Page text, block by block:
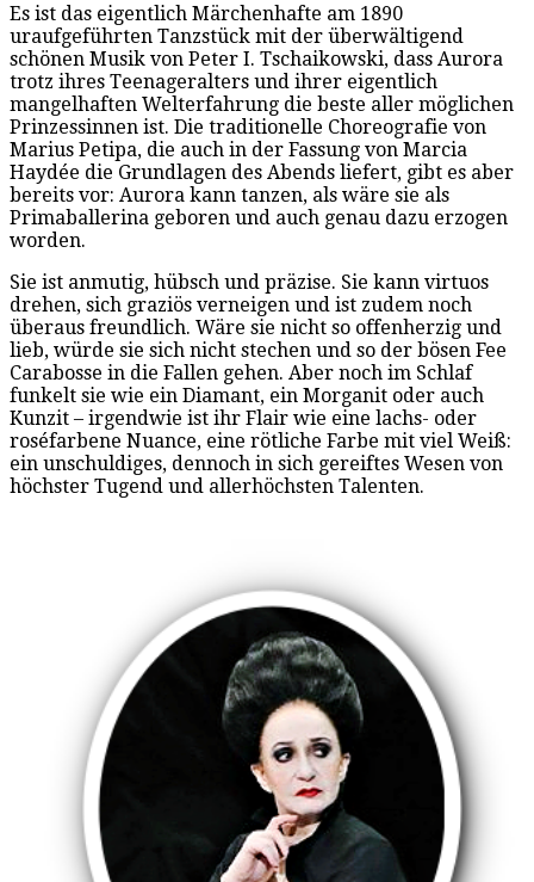
Es ist das eigentlich Märchenhafte am 1890
uraufgeführten Tanzstück mit der überwältigend
schönen Musik von Peter I. Tschaikowski, dass Aurora
trotz ihres Teenageralters und ihrer eigentlich
mangelhaften Welterfahrung die beste aller möglichen
Prinzessinnen ist. Die traditionelle Choreografie von
Marius Petipa, die auch in der Fassung von Marcia
Haydée die Grundlagen des Abends liefert, gibt es aber
bereits vor: Aurora kann tanzen, als wäre sie als
Primaballerina geboren und auch genau dazu erzogen
worden.
Sie ist anmutig, hübsch und präzise. Sie kann virtuos
drehen, sich graziös verneigen und ist zudem noch
überaus freundlich. Wäre sie nicht so offenherzig und
lieb, würde sie sich nicht stechen und so der bösen Fee
Carabosse in die Fallen gehen. Aber noch im Schlaf
funkelt sie wie ein Diamant, ein Morganit oder auch
Kunzit – irgendwie ist ihr Flair wie eine lachs- oder
roséfarbene Nuance, eine rötliche Farbe mit viel Weiß:
ein unschuldiges, dennoch in sich gereiftes Wesen von
höchster Tugend und allerhöchsten Talenten.